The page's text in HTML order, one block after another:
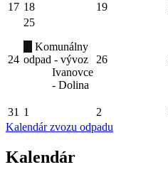
17 18 19
24
25
Komunálny
odpad - vývoz
Ivanovce
- Dolina
26
31 1 2
Kalendár zvozu odpadu
Kalendár